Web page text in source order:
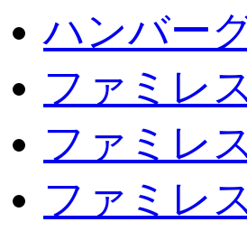
ハンバー
ファミレ
ファミレ
ファミレ